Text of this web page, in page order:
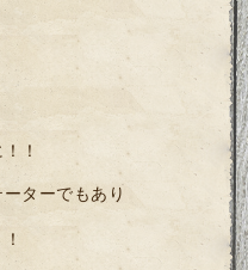
！
ターでもあり